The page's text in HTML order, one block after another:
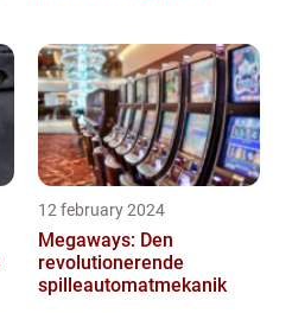
12 february 2024
Megaways: Den
revolutionerende
spilleautomatmekanik